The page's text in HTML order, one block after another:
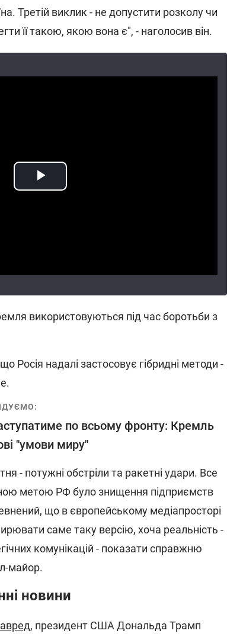
Третій виклик - не допустити розколу чи
її такою, якою вона є", - наголосив він.
використовуються під час боротьби з
Росія надалі застосовує гібридні методи -
по всьому фронту: Кремль
"умови миру"
- потужні обстріли та ракетні удари. Все
метою РФ було знищення підприємств
що в європейському медіапросторі
саме таку версію, хоча реальність -
комунікацій - показати справжню
майор.
новини
, президент США Дональда Трамп